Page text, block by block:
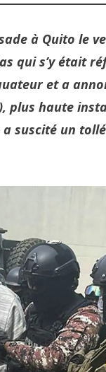
à Quito le
qui s’y était
et a
plus haute
suscité un